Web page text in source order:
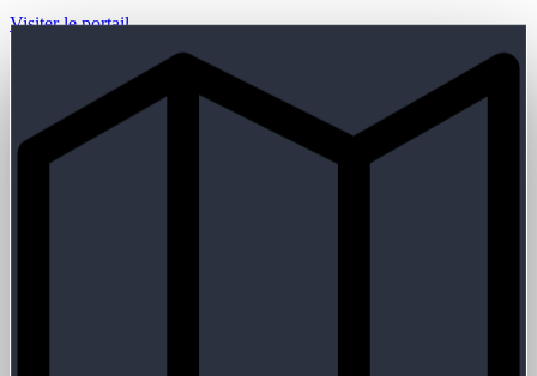
Visiter le portailS'inscrire au Guide